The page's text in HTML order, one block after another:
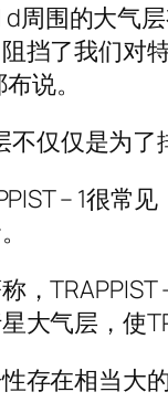
d周围的大
挡了我们对
说。
不仅仅是为
– 1很常
，
气层，使
存在相当大